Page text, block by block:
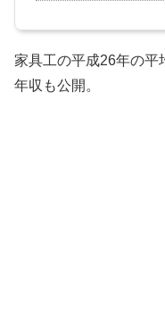
家具工の平成26年の平
年収も公開。